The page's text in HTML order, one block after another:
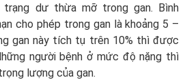
trạng dư thừa mỡ trong gan. Bình
cho phép trong gan là khoảng 5 –
gan này tích tụ trên 10% thì được
người bệnh ở mức độ nặng thì
lượng của gan.